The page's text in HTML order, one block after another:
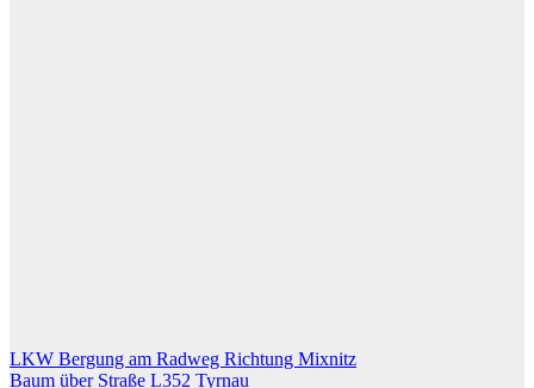
Beitragsnavigation
LKW Bergung am Radweg Richtung Mixnitz
Baum über Straße L352 Tyrnau